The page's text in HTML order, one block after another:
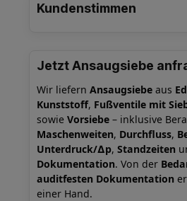
Kundenstimmen
Jetzt Ansaugsiebe
Wir liefern Ansaugsiebeaus
Kunststoff, Fußventile mit
sowie Vorsiebe– inklusive
Maschenweiten, Durchfluss,
Unterdruck/∆p, Standzeiten
Dokumentation. Von der
auditfesten Dokumentation
einer Hand.